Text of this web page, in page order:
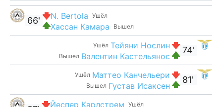
Ушёл
N. Bertola
Вышел
Хассан Камара
66'
74'
Ушёл Тейяни Нослин
Вышел Валентин Кастельянос
81'
Ушёл Маттео Канчельери
Вышел Густав Исаксен
Ушёл
Йеспер Карлстрем